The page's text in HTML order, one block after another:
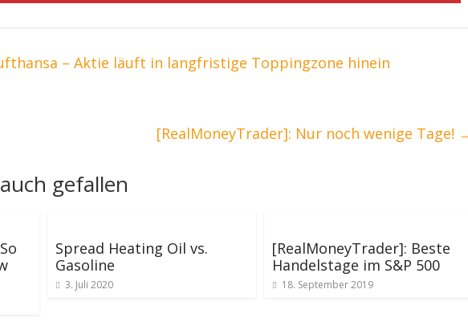
– Aktie läuft in langfristige Toppingzone hinein
[RealMoneyTrader]: Nur noch wenige Tage!
gefallen
Spread Heating Oil vs.
Gasoline
3. Juli 2020
[RealMoneyTrader]: Beste
Handelstage im S&P 500
18. September 2019